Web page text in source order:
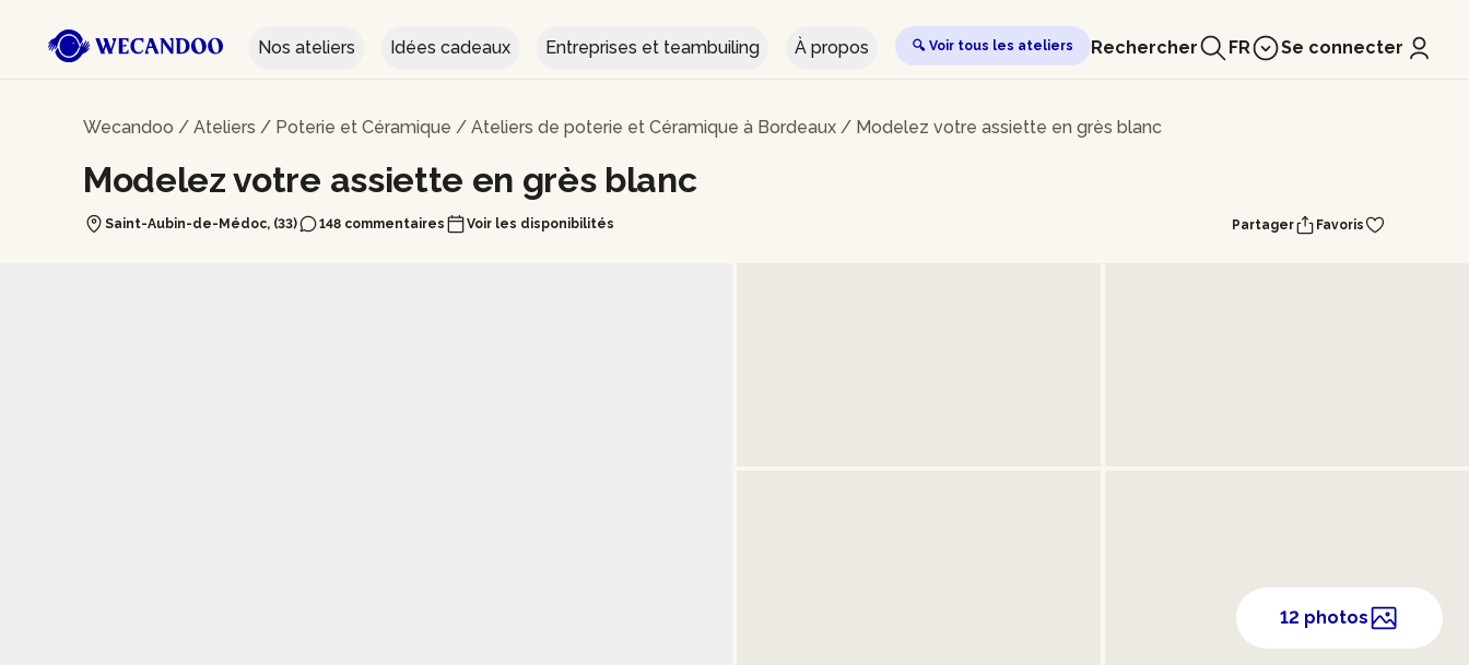
Nos ateliers Idées cadeaux Entreprises et teambuiling À propos 🔍 Voir tous les ateliers Rechercher FR Se connecter
Wecandoo / Ateliers / Poterie et Céramique / Ateliers de poterie et Céramique à Bordeaux / Modelez votre assiette en grès blanc
Modelez votre assiette en grès blanc
Saint-Aubin-de-Médoc, (33) 148 commentaires Voir les disponibilités Partager Favoris
12 photos